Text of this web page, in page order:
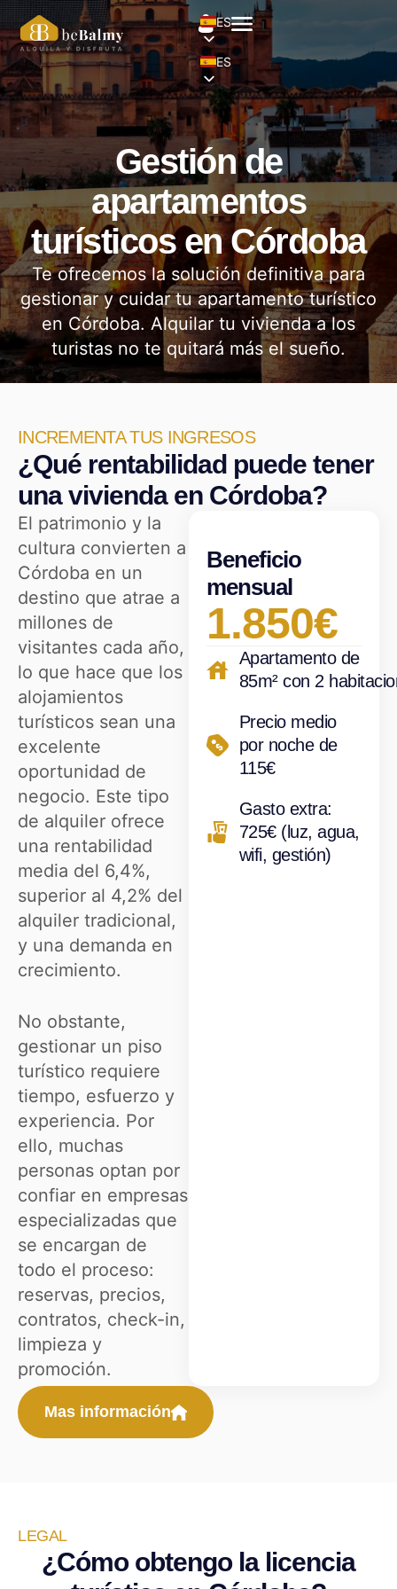
ES
ES
Gestión de
apartamentos
turísticos en Córdoba
Te ofrecemos la solución definitiva para
gestionar y cuidar tu apartamento turístico
en Córdoba. Alquilar tu vivienda a los
turistas no te quitará más el sueño.
INCREMENTA TUS INGRESOS
¿Qué rentabilidad puede tener
una vivienda en Córdoba?
El patrimonio y la
cultura convierten a
Córdoba en un
destino que atrae a
millones de
visitantes cada año,
lo que hace que los
alojamientos
turísticos sean una
excelente
oportunidad de
negocio. Este tipo
de alquiler ofrece
una rentabilidad
media del 6,4%,
superior al 4,2% del
alquiler tradicional,
y una demanda en
crecimiento.
No obstante,
gestionar un piso
turístico requiere
tiempo, esfuerzo y
experiencia. Por
ello, muchas
personas optan por
confiar en empresas
especializadas que
se encargan de
todo el proceso:
reservas, precios,
contratos, check-in,
limpieza y
promoción.
Beneficio
mensual
1.850€
Apartamento de
85m² con 2
Precio medio
por noche de
115€
Gasto extra:
725€ (luz, agua,
wifi, gestión)
Mas información
LEGAL
¿Cómo obtengo la licencia